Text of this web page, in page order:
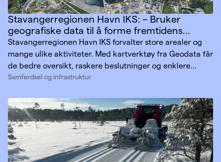
Stavangerregionen Havn IKS: – Bruker
geografiske data til å forme fremtidens
havner
Stavangerregionen Havn IKS forvalter store arealer og
mange ulike aktiviteter. Med kartverktøy fra Geodata får
de bedre oversikt, raskere beslutninger og enklere
samarbeid. Resultatet er mer målrettet utvikling og
Samferdsel og infrastruktur